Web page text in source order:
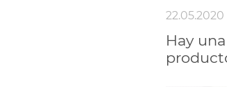
Hay